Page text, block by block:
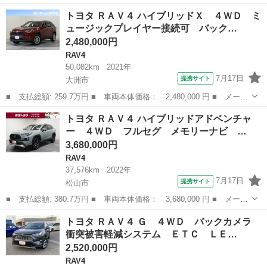
ー名： トヨタ ■ 車種名： ＲＡＶ４ ■ グレード名： ハイブリ
ッドＧ ４ＷＤ フルセグ メモリーナビ ＤＶＤ再生 ミュージッ
クプレイ...
愛媛 新居浜市 RAV4
トヨタ ＲＡＶ４ ハイブリッドＸ ４ＷＤ ミ
ュージックプレイヤー接続可 バック…
2,480,000円
RAV4
50,082km
2021年
大洲市
提携サイト 7月17日
■ 支払総額: 259.7万円 ■ 車両本体価格： 2,480,000 円 ■ メーカ
ー名： トヨタ ■ 車種名： ＲＡＶ４ ■ グレード名： ハイブリ
ッドＸ ４ＷＤ ミュージックプレイヤー接続可 バックカメラ 衝
突被害軽...
愛媛 大洲市 RAV4
トヨタ ＲＡＶ４ ハイブリッドアドベンチャ
ー ４ＷＤ フルセグ メモリーナビ …
3,680,000円
RAV4
37,576km
2022年
松山市
提携サイト 7月17日
■ 支払総額: 380.7万円 ■ 車両本体価格： 3,680,000 円 ■ メーカ
ー名： トヨタ ■ 車種名： ＲＡＶ４ ■ グレード名： ハイブリ
ッドアドベンチャー ４ＷＤ フルセグ メモリーナビ バックカメ
ラ 衝突...
愛媛 松山市 RAV4
トヨタ ＲＡＶ４ Ｇ ４ＷＤ バックカメラ
衝突被害軽減システム ＥＴＣ ＬＥ…
2,520,000円
RAV4